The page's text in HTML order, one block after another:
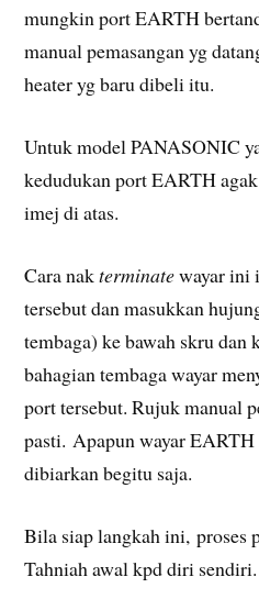
mungkin port EARTH
manual pemasangan yg
heater yg baru dibeli itu.
Untuk model PANASONIC
kedudukan port EARTH
imej di atas.
Cara nakterminatewayar ini
tersebut dan masukkan
tembaga) ke bawah skru dan
bahagian tembaga wayar
port tersebut. Rujuk manual
pasti. Apapun wayar
dibiarkan begitu saja.
Bila siap langkah ini, proses
Tahniah awal kpd diri sendiri.